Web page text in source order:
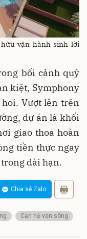
vận hành sinh lời
bối cảnh quỹ
kiệt, Symphony
Vượt lên trên
dự án là khối
giao thoa hoàn
tiền thực ngay
dài hạn.
Chia sẻ Zalo
Căn hộ ven sông